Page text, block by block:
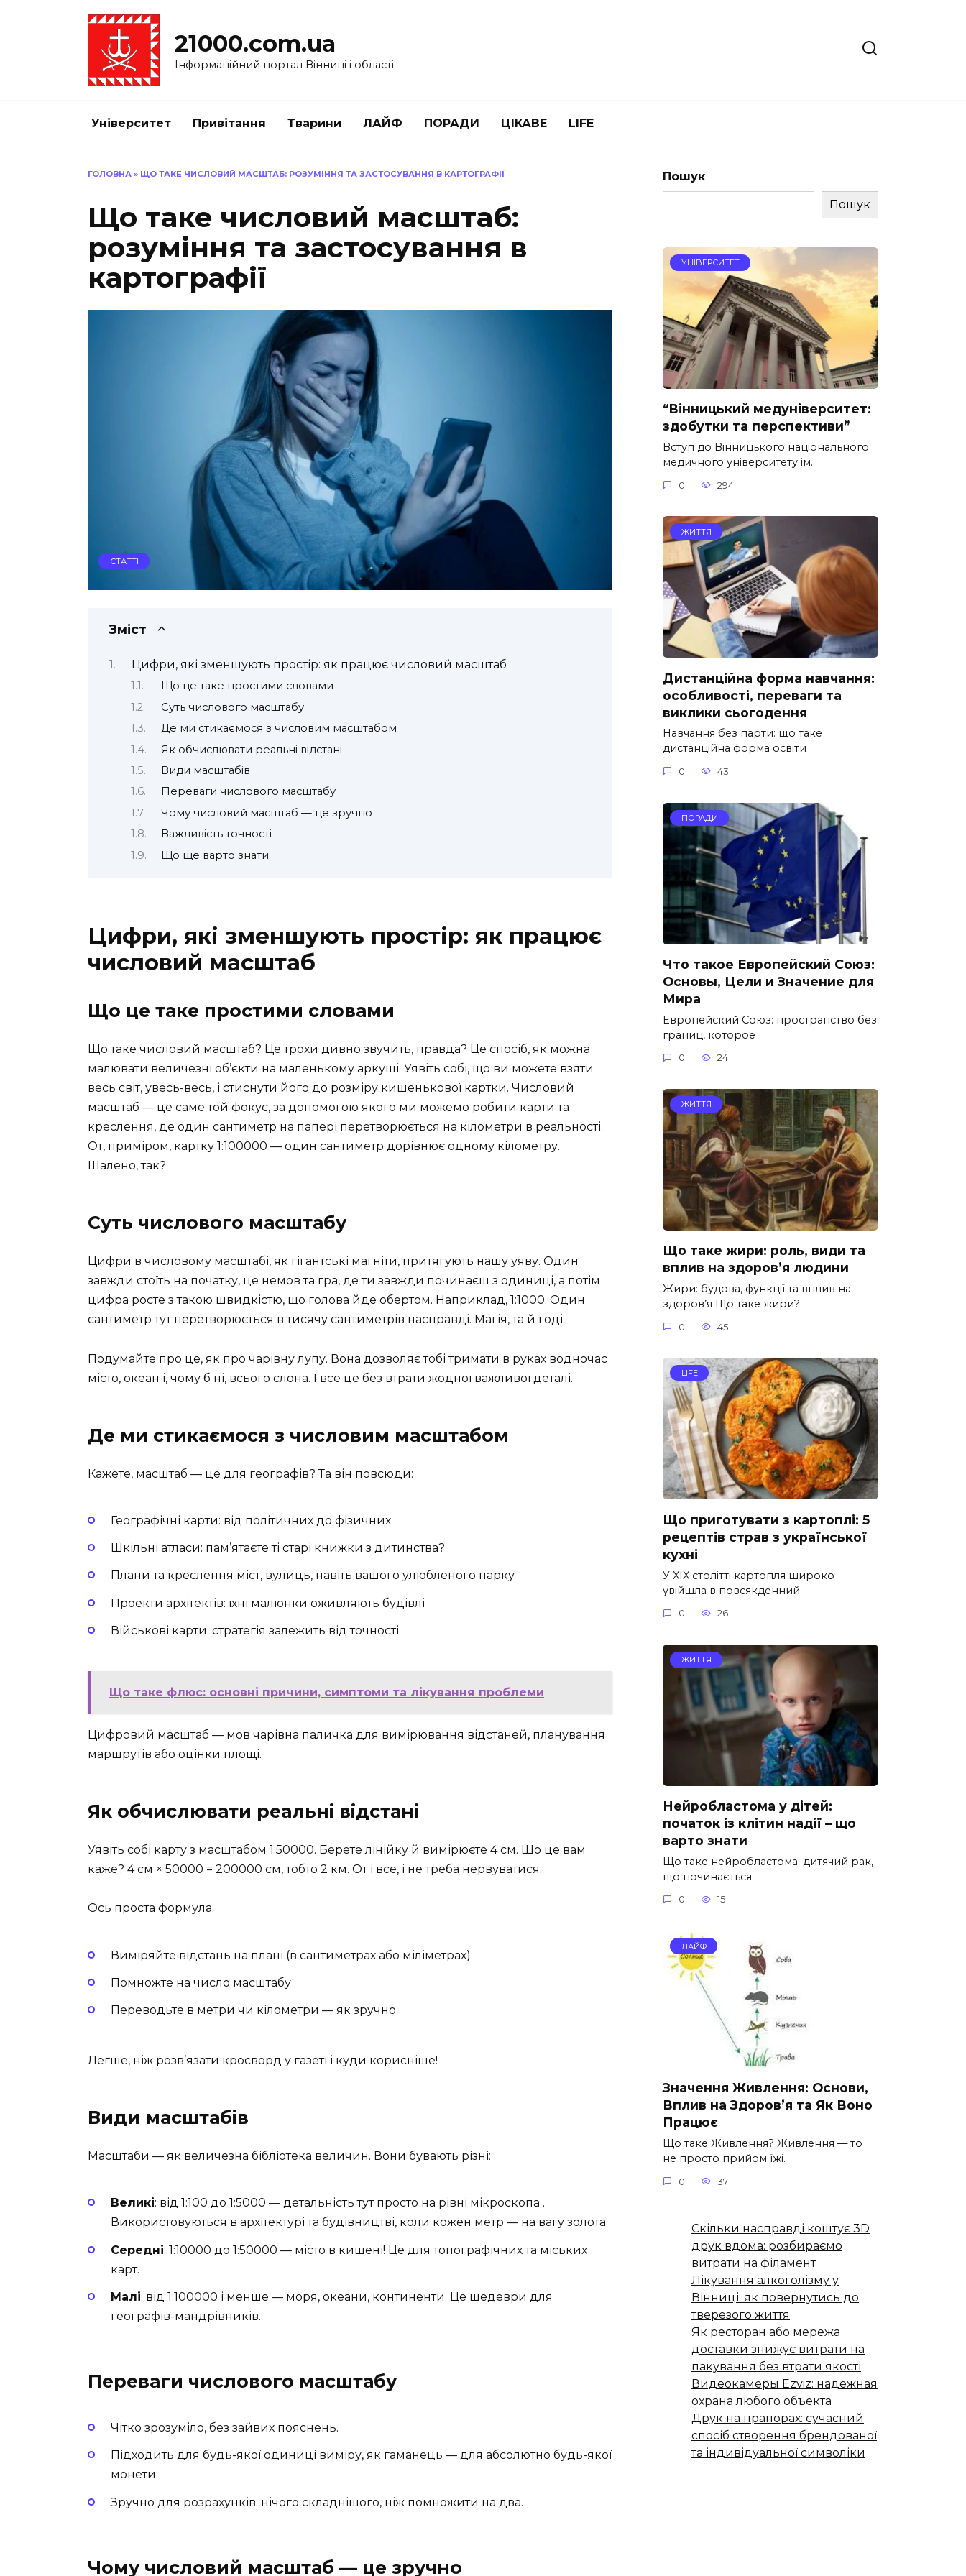
21000.com.ua
Інформаційний портал Вінниці і області
Університет Привітання Тварини ЛАЙФ ПОРАДИ ЦІКАВЕ LIFE
ГОЛОВНА » ЩО ТАКЕ ЧИСЛОВИЙ МАСШТАБ: РОЗУМІННЯ ТА ЗАСТОСУВАННЯ В КАРТОГРАФІЇ
Що таке числовий масштаб:
розуміння та застосування в
картографії
СТАТТІ
Зміст
Цифри, які зменшують простір: як працює числовий масштаб
Що це таке простими словами
Суть числового масштабу
Де ми стикаємося з числовим масштабом
Як обчислювати реальні відстані
Види масштабів
Переваги числового масштабу
Чому числовий масштаб — це зручно
Важливість точності
Що ще варто знати
Цифри, які зменшують простір: як працює
числовий масштаб
Що це таке простими словами
Що таке числовий масштаб? Це трохи дивно звучить, правда? Це спосіб, як можна
малювати величезні об’єкти на маленькому аркуші. Уявіть собі, що ви можете взяти
весь світ, увесь-весь, і стиснути його до розміру кишенькової картки. Числовий
масштаб — це саме той фокус, за допомогою якого ми можемо робити карти та
креслення, де один сантиметр на папері перетворюється на кілометри в реальності.
От, приміром, картку 1:100000 — один сантиметр дорівнює одному кілометру.
Шалено, так?
Суть числового масштабу
Цифри в числовому масштабі, як гігантські магніти, притягують нашу уяву. Один
завжди стоїть на початку, це немов та гра, де ти завжди починаєш з одиниці, а потім
цифра росте з такою швидкістю, що голова йде обертом. Наприклад, 1:1000. Один
сантиметр тут перетворюється в тисячу сантиметрів насправді. Магія, та й годі.
Подумайте про це, як про чарівну лупу. Вона дозволяє тобі тримати в руках водночас
місто, океан і, чому б ні, всього слона. І все це без втрати жодної важливої деталі.
Де ми стикаємося з числовим масштабом
Кажете, масштаб — це для географів? Та він повсюди:
Географічні карти: від політичних до фізичних
Шкільні атласи: пам’ятаєте ті старі книжки з дитинства?
Плани та креслення міст, вулиць, навіть вашого улюбленого парку
Проекти архітектів: їхні малюнки оживляють будівлі
Військові карти: стратегія залежить від точності
Що таке флюс: основні причини, симптоми та лікування проблеми
Цифровий масштаб — мов чарівна паличка для вимірювання відстаней, планування
маршрутів або оцінки площі.
Як обчислювати реальні відстані
Уявіть собі карту з масштабом 1:50000. Берете лінійку й вимірюєте 4 см. Що це вам
каже? 4 см × 50000 = 200000 см, тобто 2 км. От і все, і не треба нервуватися.
Ось проста формула:
Виміряйте відстань на плані (в сантиметрах або міліметрах)
Помножте на число масштабу
Переводьте в метри чи кілометри — як зручно
Легше, ніж розв’язати кросворд у газеті і куди корисніше!
Види масштабів
Масштаби — як величезна бібліотека величин. Вони бувають різні:
Великі: від 1:100 до 1:5000 — детальність тут просто на рівні мікроскопа ️.
Використовуються в архітектурі та будівництві, коли кожен метр — на вагу золота.
Середні: 1:10000 до 1:50000 — місто в кишені! Це для топографічних та міських
карт.
Малі: від 1:100000 і менше — моря, океани, континенти. Це шедеври для
географів-мандрівників.
Переваги числового масштабу
Чітко зрозуміло, без зайвих пояснень.
Підходить для будь-якої одиниці виміру, як гаманець — для абсолютно будь-якої
монети.
Зручно для розрахунків: нічого складнішого, ніж помножити на два.
Чому числовий масштаб — це зручно
Пошук
Пошук
УНІВЕРСИТЕТ
“Вінницький медуніверситет:
здобутки та перспективи”
Вступ до Вінницького національного
медичного університету ім.
0 294
ЖИТТЯ
Дистанційна форма навчання:
особливості, переваги та
виклики сьогодення
Навчання без парти: що таке
дистанційна форма освіти
0 43
ПОРАДИ
Что такое Европейский Союз:
Основы, Цели и Значение для
Мира
Европейский Союз: пространство без
границ, которое
0 24
ЖИТТЯ
Що таке жири: роль, види та
вплив на здоров’я людини
Жири: будова, функції та вплив на
здоров’я Що таке жири?
0 45
LIFE
Що приготувати з картоплі: 5
рецептів страв з української
кухні
У XIX столітті картопля широко
увійшла в повсякденний
0 26
ЖИТТЯ
Нейробластома у дітей:
початок із клітин надії – що
варто знати
Що таке нейробластома: дитячий рак,
що починається
0 15
ЛАЙФ
Значення Живлення: Основи,
Вплив на Здоров’я та Як Воно
Працює
Що таке Живлення? Живлення — то
не просто прийом їжі.
0 37
Скільки насправді коштує 3D
друк вдома: розбираємо
витрати на філамент
Лікування алкоголізму у
Вінниці: як повернутись до
тверезого життя
Як ресторан або мережа
доставки знижує витрати на
пакування без втрати якості
Видеокамеры Ezviz: надежная
охрана любого объекта
Друк на прапорах: сучасний
спосіб створення брендованої
та індивідуальної символіки